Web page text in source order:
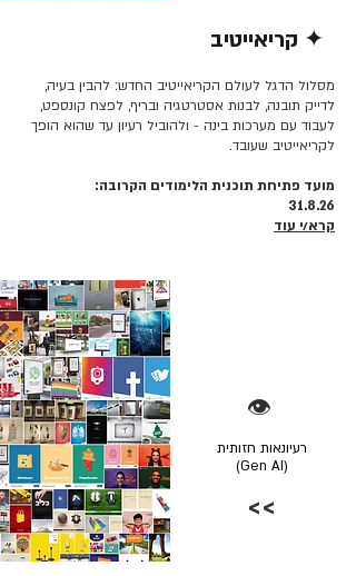
✦ קריאייטיב
מסלול הדגל לעולם הקריאייטיב החדש: להבין בעיה,
לדייק תובנה, לבנות אסטרטגיה ובריף, לפצח קונספט,
לעבוד עם מערכות בינה - ולהוביל רעיון עד שהוא הופך
לקריאייטיב שעובד.
מועד פתיחת תוכנית הלימודים הקרובה:
31.8.26
קרא/י עוד
👁️
רעיונאות חזותית
(Gen AI)
>>